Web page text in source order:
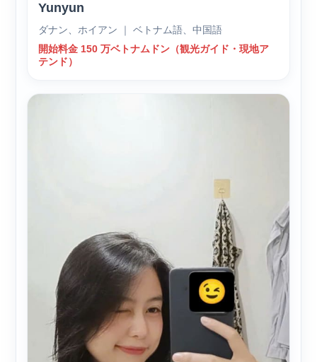
Yunyun
ダナン、ホイアン ｜ ベトナム語、中国語
開始料金 150 万ベトナムドン（観光ガイド・現地ア
テンド）